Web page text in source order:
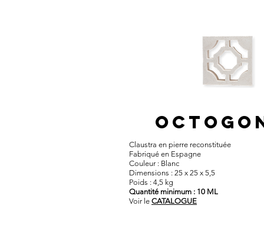
Claustra en pierre reconstituée​
Fabriqué en Espagne
Couleur : Blanc
Dimensions : 25 x 25 x 5,5
Poids : 4,5 kg
Quantité minimum : 10 ML
Voir le CATALOGUE